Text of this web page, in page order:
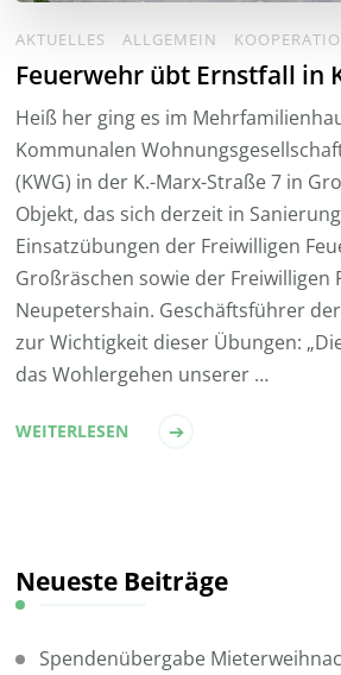
AKTUELLES ALLGEMEIN
Feuerwehr übt Ernstfall in
Heiß her ging es im
Kommunalen
(KWG) in der K.-Marx-Straße 7 in
Objekt, das sich derzeit in
Einsatzübungen der Freiwilligen
Großräschen sowie der Freiwilligen
Neupetershain. Geschäftsführer
zur Wichtigkeit dieser Übungen:
das Wohlergehen unserer …
WEITERLESEN
Neueste Beiträge
Spendenübergabe